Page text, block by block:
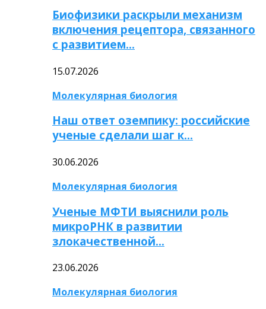
Биофизики раскрыли механизм
включения рецептора, связанного
с развитием…
15.07.2026
Молекулярная биология
Наш ответ оземпику: российские
ученые сделали шаг к…
30.06.2026
Молекулярная биология
Ученые МФТИ выяснили роль
микроРНК в развитии
злокачественной…
23.06.2026
Молекулярная биология